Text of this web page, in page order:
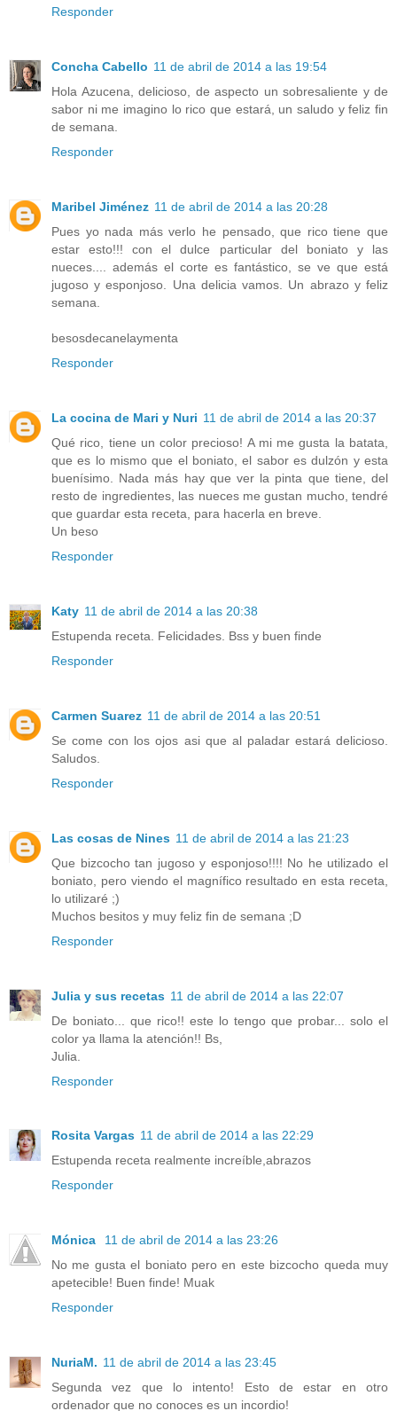
Responder
Concha Cabello 11 de abril de 2014 a las 19:54
Hola Azucena, delicioso, de aspecto un sobresaliente y de
sabor ni me imagino lo rico que estará, un saludo y feliz fin
de semana.
Responder
Maribel Jiménez 11 de abril de 2014 a las 20:28
Pues yo nada más verlo he pensado, que rico tiene que
estar esto!!! con el dulce particular del boniato y las
nueces.... además el corte es fantástico, se ve que está
jugoso y esponjoso. Una delicia vamos. Un abrazo y feliz
semana.
besosdecanelaymenta
Responder
La cocina de Mari y Nuri 11 de abril de 2014 a las 20:37
Qué rico, tiene un color precioso! A mi me gusta la batata,
que es lo mismo que el boniato, el sabor es dulzón y esta
buenísimo. Nada más hay que ver la pinta que tiene, del
resto de ingredientes, las nueces me gustan mucho, tendré
que guardar esta receta, para hacerla en breve.
Un beso
Responder
Katy 11 de abril de 2014 a las 20:38
Estupenda receta. Felicidades. Bss y buen finde
Responder
Carmen Suarez 11 de abril de 2014 a las 20:51
Se come con los ojos asi que al paladar estará delicioso.
Saludos.
Responder
Las cosas de Nines 11 de abril de 2014 a las 21:23
Que bizcocho tan jugoso y esponjoso!!!! No he utilizado el
boniato, pero viendo el magnífico resultado en esta receta,
lo utilizaré ;)
Muchos besitos y muy feliz fin de semana ;D
Responder
Julia y sus recetas 11 de abril de 2014 a las 22:07
De boniato... que rico!! este lo tengo que probar... solo el
color ya llama la atención!! Bs,
Julia.
Responder
Rosita Vargas 11 de abril de 2014 a las 22:29
Estupenda receta realmente increíble,abrazos
Responder
Mónica
11 de abril de 2014 a las 23:26
No me gusta el boniato pero en este bizcocho queda muy
apetecible! Buen finde! Muak
Responder
NuriaM. 11 de abril de 2014 a las 23:45
Segunda vez que lo intento! Esto de estar en otro
ordenador que no conoces es un incordio!